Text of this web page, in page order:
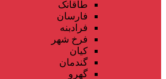
طاقانک
فارسان
فرادبنه
فرخ شهر
کیان
گندمان
گهرو